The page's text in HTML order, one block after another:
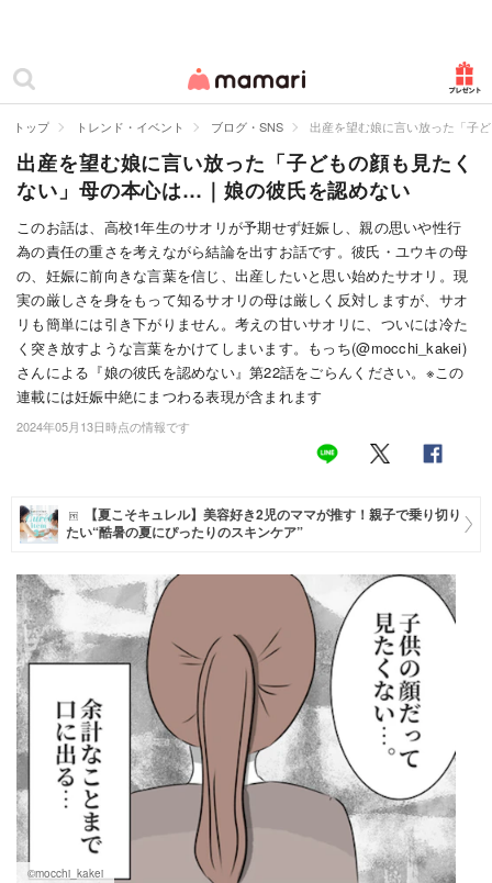
ママリ
カテゴリー一覧
妊娠
出産
赤ちゃん・育児
子育て・家族
病院
美容・ファッション
お仕事
マネー
トレンド・イベント
トップ トレンド・イベント ブログ・SNS 出産を望む娘に言い放った「子
出産を望む娘に言い放った「子どもの顔も見たく
ない」母の本心は…｜娘の彼氏を認めない
このお話は、高校1年生のサオリが予期せず妊娠し、親の思いや性行
為の責任の重さを考えながら結論を出すお話です。彼氏・ユウキの母
の、妊娠に前向きな言葉を信じ、出産したいと思い始めたサオリ。現
実の厳しさを身をもって知るサオリの母は厳しく反対しますが、サオ
リも簡単には引き下がりません。考えの甘いサオリに、ついには冷た
く突き放すような言葉をかけてしまいます。もっち(@mocchi_kakei)
さんによる『娘の彼氏を認めない』第22話をごらんください。※この
連載には妊娠中絶にまつわる表現が含まれます
2024年05月13日時点の情報です
【夏こそキュレル】美容好き2児のママが推す！親子で乗り切り
たい“酷暑の夏にぴったりのスキンケア”
©mocchi_kakei